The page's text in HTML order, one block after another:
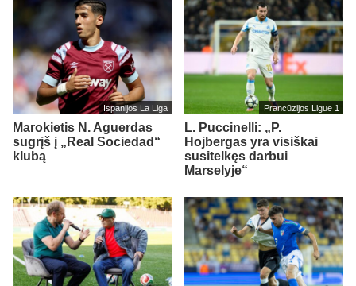
Ispanijos La Liga
Marokietis N. Aguerdas
sugrįš į „Real Sociedad“
klubą
Prancūzijos Ligue 1
L. Puccinelli: „P.
Hojbergas yra visiškai
susitelkęs darbui
Marselyje“